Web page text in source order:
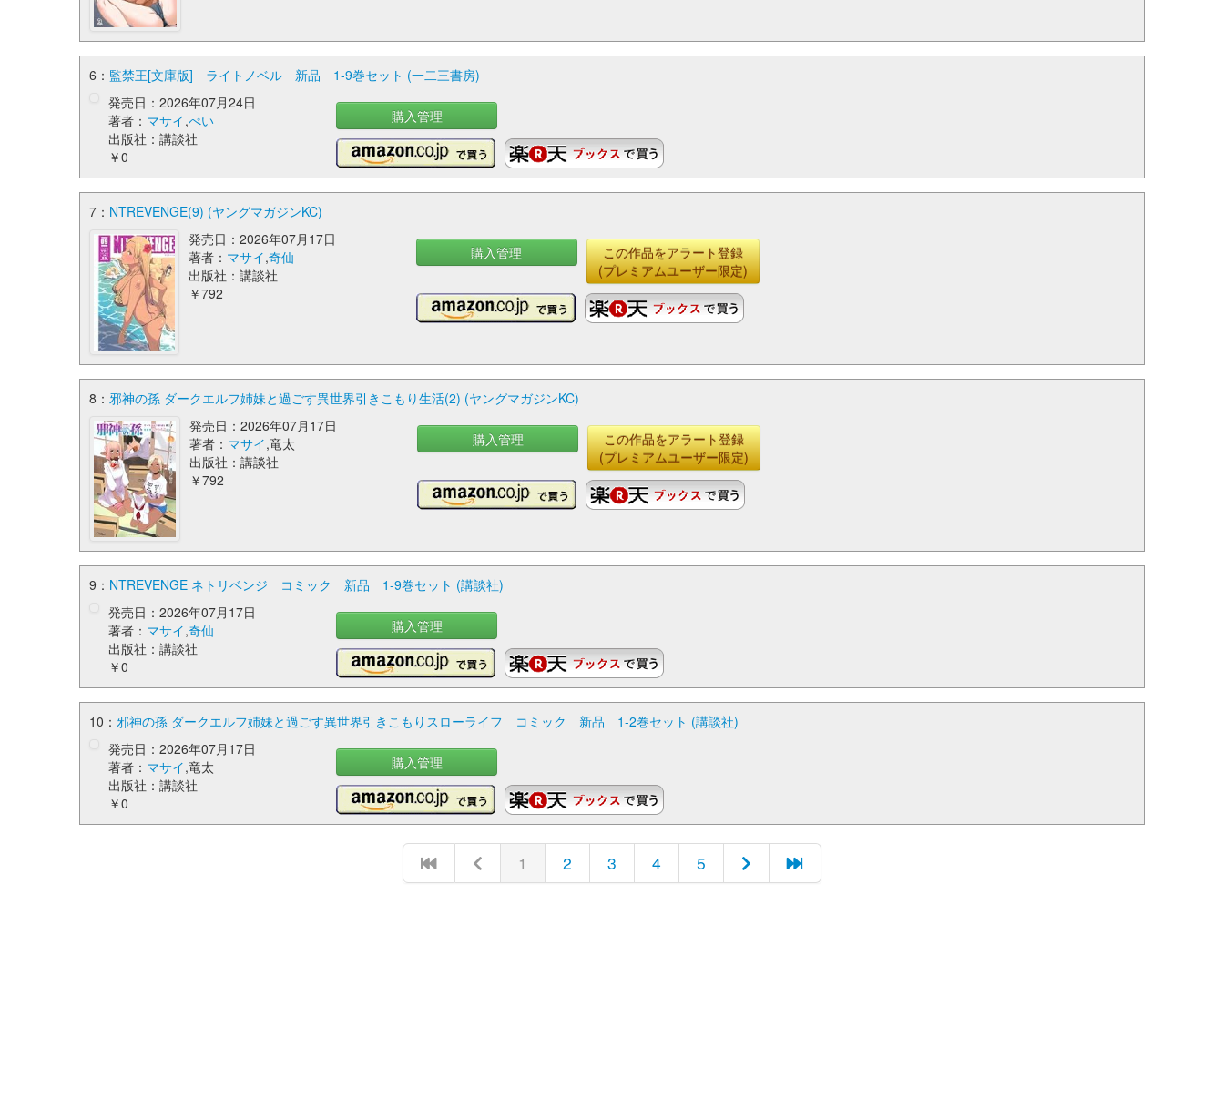
6： 監禁王[文庫版] ライトノベル 新品 1-9巻セット (一二三書房)
発売日：2026年07月24日
著者： マサイ,ぺい
出版社：講談社
￥0
購入管理
7： NTREVENGE(9) (ヤングマガジンKC)
発売日：2026年07月17日
著者： マサイ,奇仙
出版社：講談社
￥792
購入管理
この作品をアラート登録
(プレミアムユーザー限定)
8： 邪神の孫 ダークエルフ姉妹と過ごす異世界引きこもり生活(2) (ヤングマガジンKC)
発売日：2026年07月17日
著者： マサイ,竜太
出版社：講談社
￥792
購入管理
この作品をアラート登録
(プレミアムユーザー限定)
9： NTREVENGE ネトリベンジ コミック 新品 1-9巻セット (講談社)
発売日：2026年07月17日
著者： マサイ,奇仙
出版社：講談社
￥0
購入管理
10： 邪神の孫 ダークエルフ姉妹と過ごす異世界引きこもりスローライフ コミック 新品 1-2巻セット (講談社)
発売日：2026年07月17日
著者： マサイ,竜太
出版社：講談社
￥0
購入管理
1 2 3 4 5